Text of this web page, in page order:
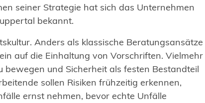
seiner Strategie hat sich das Unternehmen
bekannt.
Anders als klassische Beratungsansätze
auf die Einhaltung von Vorschriften. Vielmehr
bewegen und Sicherheit als festen Bestandteil
sollen Risiken frühzeitig erkennen,
ernst nehmen, bevor echte Unfälle